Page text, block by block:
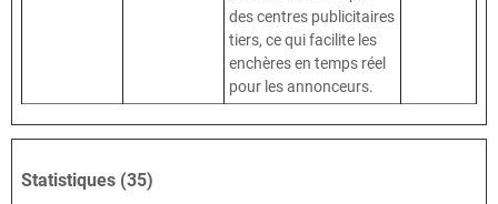
des centres publicitaires
tiers, ce qui facilite les
enchères en temps réel
pour les annonceurs.
Statistiques (35)